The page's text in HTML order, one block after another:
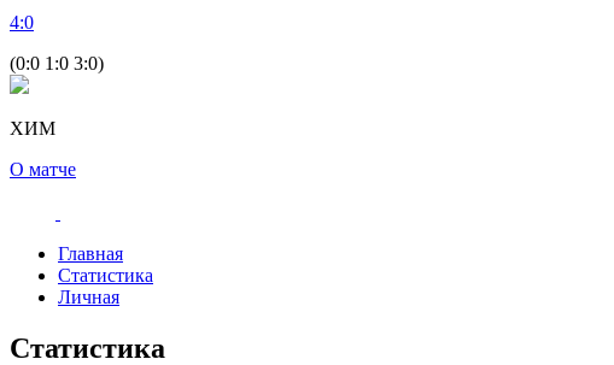
4:0
(0:0 1:0 3:0)
ХИМ
О матче
Главная
Статистика
Личная
Статистика